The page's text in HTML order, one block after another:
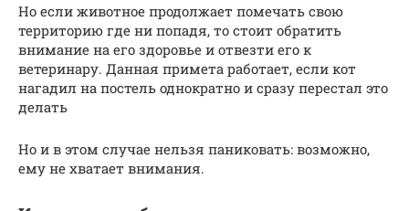
Но если животное продолжает помечать свою
территорию где ни попадя, то стоит обратить
внимание на его здоровье и отвезти его к
ветеринару. Данная примета работает, если кот
нагадил на постель однократно и сразу перестал это
делать
Но и в этом случае нельзя паниковать: возможно,
ему не хватает внимания.